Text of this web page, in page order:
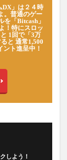
DX」は２４時
。普通のゲー
「Bitcash」
！特にスロッ
1回で「3万
と 通常1,500
ント進呈中！
しよう！